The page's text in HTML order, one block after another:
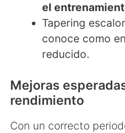
el
Tapering
conoce como
reducido.
Mejoras
rendimiento
Con un correcto